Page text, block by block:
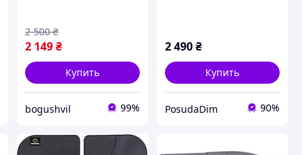
2 149 ₴
2 500 ₴
Купить
bogushvil 99%
2 490₴
Купить
PosudaDim 90%